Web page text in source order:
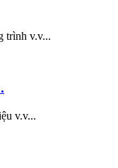
trình v.v...
v.v...